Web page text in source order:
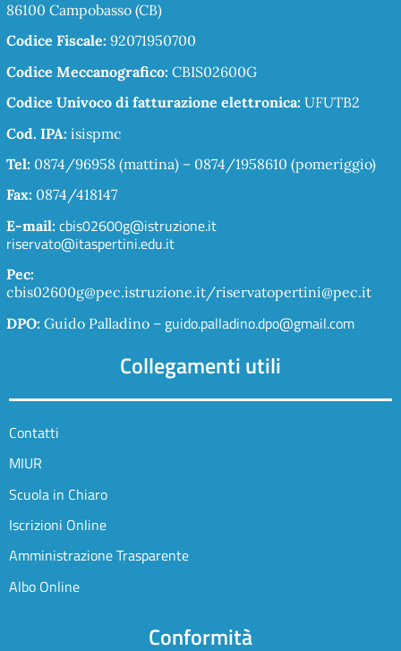
86100 Campobasso (CB)
Codice Fiscale: 92071950700
Codice Meccanografico: CBIS02600G
Codice Univoco di fatturazione elettronica: UFUTB2
Cod. IPA: isispmc
Tel: 0874/96958 (mattina) – 0874/1958610 (pomeriggio)
Fax: 0874/418147
E-mail: cbis02600g@istruzione.it
riservato@itaspertini.edu.it
Pec:
cbis02600g@pec.istruzione.it/riservatopertini@pec.it
DPO: Guido Palladino – guido.palladino.dpo@gmail.com
Collegamenti utili
Contatti
MIUR
Scuola in Chiaro
Iscrizioni Online
Amministrazione Trasparente
Albo Online
Conformità